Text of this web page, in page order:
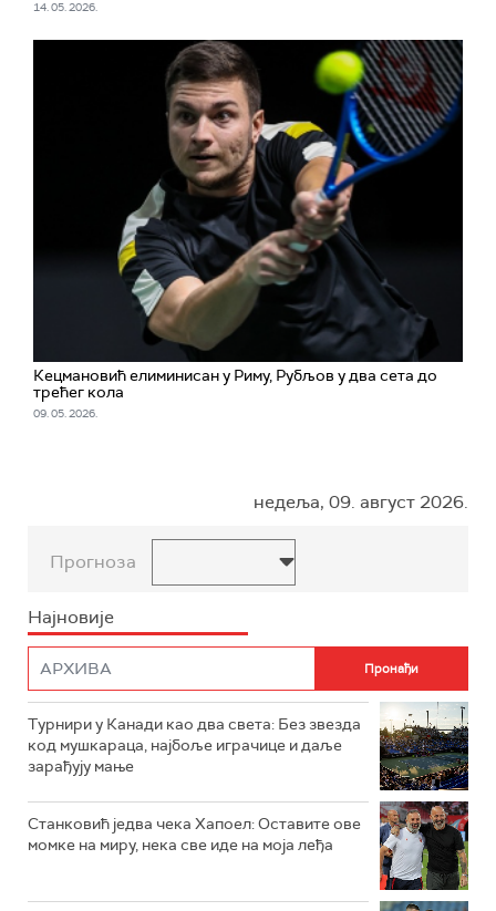
14. 05. 2026.
Кецмановић елиминисан у Риму, Рубљов у два сета до
трећег кола
09. 05. 2026.
недеља, 09. август 2026.
Прогноза
Најновије
Турнири у Канади као два света: Без звезда
код мушкараца, најбоље играчице и даље
зарађују мање
Станковић једва чека Хапоел: Оставите ове
момке на миру, нека све иде на моја леђа